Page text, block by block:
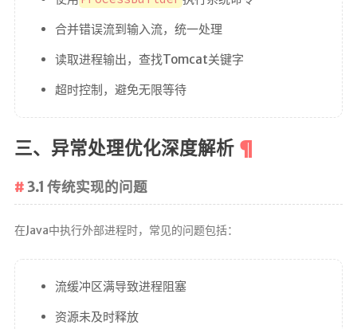
合并错误流到输入流，统一处理
读取进程输出，查找Tomcat关键字
超时控制，避免无限等待
三、异常处理优化深度解析
3.1 传统实现的问题
在Java中执行外部进程时，常见的问题包括：
流缓冲区满导致进程阻塞
资源未及时释放